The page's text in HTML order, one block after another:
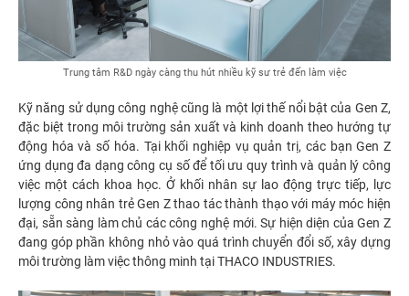
Trung tâm R&D ngày càng thu hút nhiều kỹ sư trẻ đến làm việc
Kỹ năng sử dụng công nghệ cũng là một lợi thế nổi bật của Gen Z,
đặc biệt trong môi trường sản xuất và kinh doanh theo hướng tự
động hóa và số hóa. Tại khối nghiệp vụ quản trị, các bạn Gen Z
ứng dụng đa dạng công cụ số để tối ưu quy trình và quản lý công
việc một cách khoa học. Ở khối nhân sự lao động trực tiếp, lực
lượng công nhân trẻ Gen Z thao tác thành thạo với máy móc hiện
đại, sẵn sàng làm chủ các công nghệ mới. Sự hiện diện của Gen Z
đang góp phần không nhỏ vào quá trình chuyển đổi số, xây dựng
môi trường làm việc thông minh tại THACO INDUSTRIES.